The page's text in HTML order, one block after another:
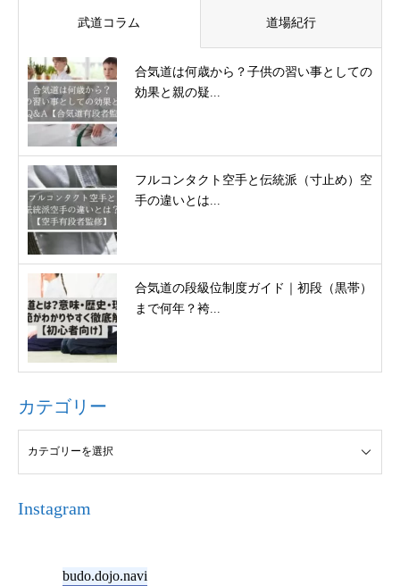
武道コラム 道場紀行
合気道は何歳から？子供の習い事としての
効果と親の疑...
フルコンタクト空手と伝統派（寸止め）空
手の違いとは...
合気道の段級位制度ガイド｜初段（黒帯）
まで何年？袴...
カテゴリー
Instagram
budo.dojo.navi